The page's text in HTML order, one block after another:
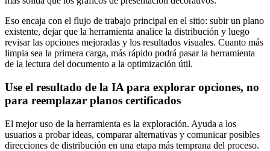
Eso encaja con el flujo de trabajo principal en el sitio: subir un plano
existente, dejar que la herramienta analice la distribución y luego
revisar las opciones mejoradas y los resultados visuales. Cuanto más
limpia sea la primera carga, más rápido podrá pasar la herramienta
de la lectura del documento a la optimización útil.
Use el resultado de la IA para explorar opciones, no
para reemplazar planos certificados
El mejor uso de la herramienta es la exploración. Ayuda a los
usuarios a probar ideas, comparar alternativas y comunicar posibles
direcciones de distribución en una etapa más temprana del proceso.